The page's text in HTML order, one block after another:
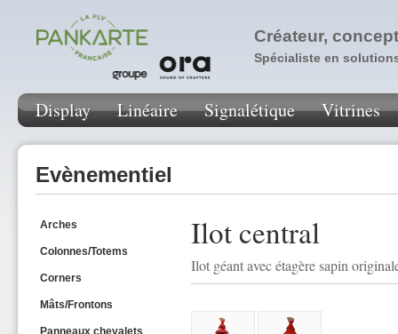
Créateur,
Spécialiste en
Display Linéaire Signalétique Vitrines
Evènementiel
Arches
Colonnes/Totems
Corners
Mâts/Frontons
Panneaux chevalets
Ilot central
Ilot géant avec étagère sapin